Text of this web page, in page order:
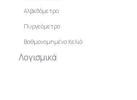
Αλβεδόμετρα
Πυργεόμετρα
Βαθμονομημένα Κελιά
Λογισμικά